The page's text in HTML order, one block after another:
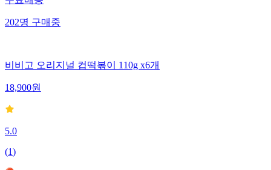
무료배송
202명구매중
비비고 오리지널 컵떡볶이 110g x6개
18,900원
5.0
(1)